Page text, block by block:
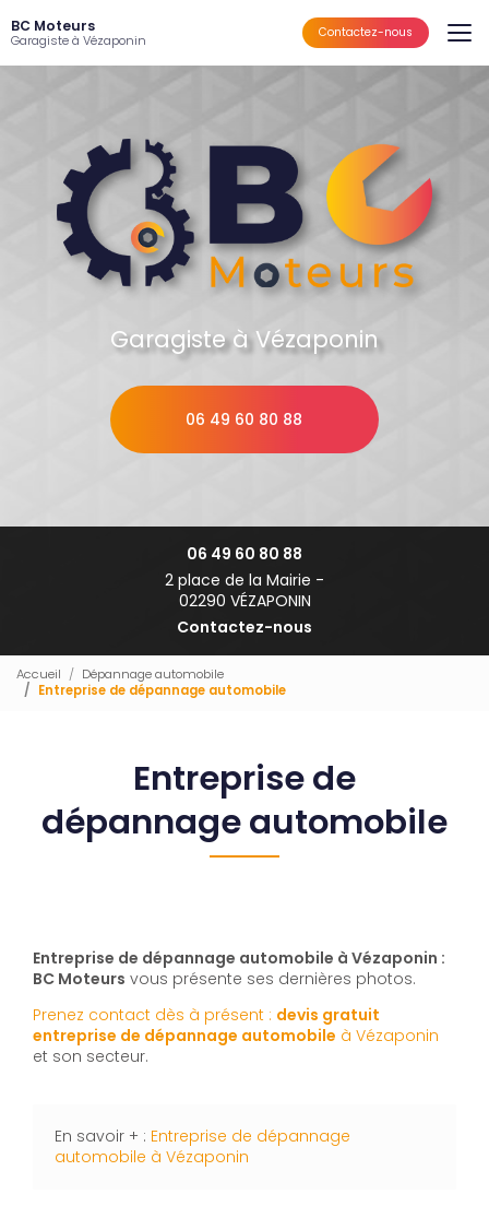
au
contenu
principal
BC Moteurs
Garagiste à Vézaponin Contactez-nous
Garagiste à Vézaponin
06 49 60 80 88
06 49 60 80 88
2 place de la Mairie -
02290 VÉZAPONIN
Contactez-nous
Accueil
Dépannage automobile
Entreprise de dépannage automobile
Entreprise de
dépannage automobile
Entreprise de dépannage automobile à Vézaponin :
BC Moteurs vous présente ses dernières photos.
Prenez contact dès à présent : devis gratuit
entreprise de dépannage automobile à Vézaponin
et son secteur.
En savoir + : Entreprise de dépannage
automobile à Vézaponin